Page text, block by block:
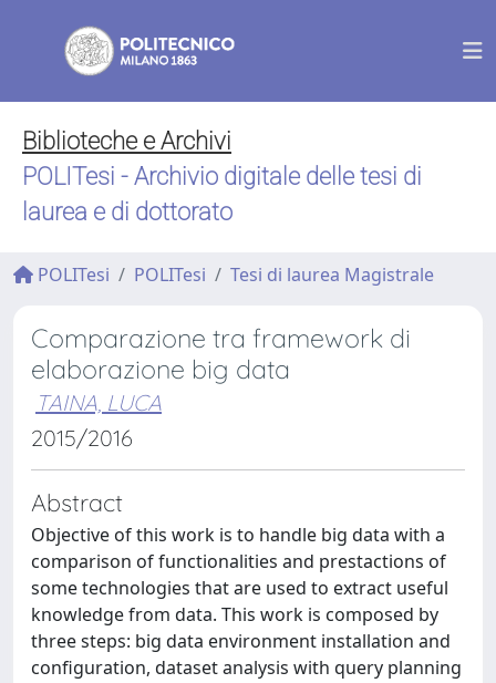
Biblioteche e Archivi
POLITesi - Archivio digitale delle tesi di
laurea e di dottorato
POLITesi POLITesi Tesi di laurea Magistrale
Comparazione tra framework di
elaborazione big data
TAINA, LUCA
2015/2016
Abstract
Objective of this work is to handle big data with a
comparison of functionalities and prestactions of
some technologies that are used to extract useful
knowledge from data. This work is composed by
three steps: big data environment installation and
configuration, dataset analysis with query planning